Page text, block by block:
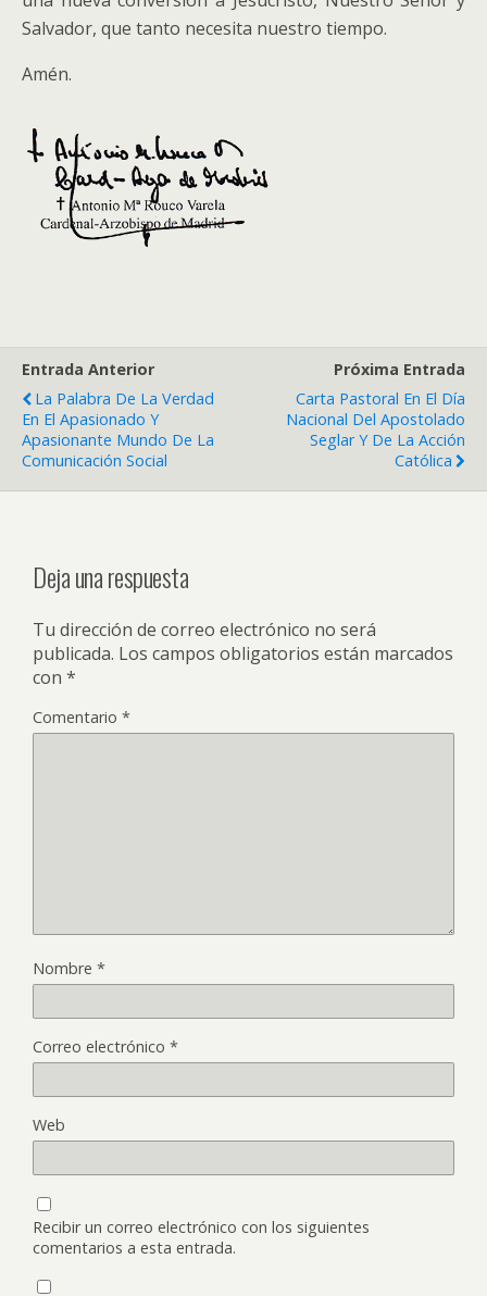
Salvador, que tanto necesita nuestro tiempo.
Amén.
Entrada Anterior
La Palabra De La Verdad
En El Apasionado Y
Apasionante Mundo De La
Comunicación Social
Próxima Entrada
Carta Pastoral En El Día
Nacional Del Apostolado
Seglar Y De La Acción
Católica
Deja una respuesta
Tu dirección de correo electrónico no será
publicada. Los campos obligatorios están marcados
con *
Comentario *
Nombre *
Correo electrónico *
Web
Recibir un correo electrónico con los siguientes
comentarios a esta entrada.